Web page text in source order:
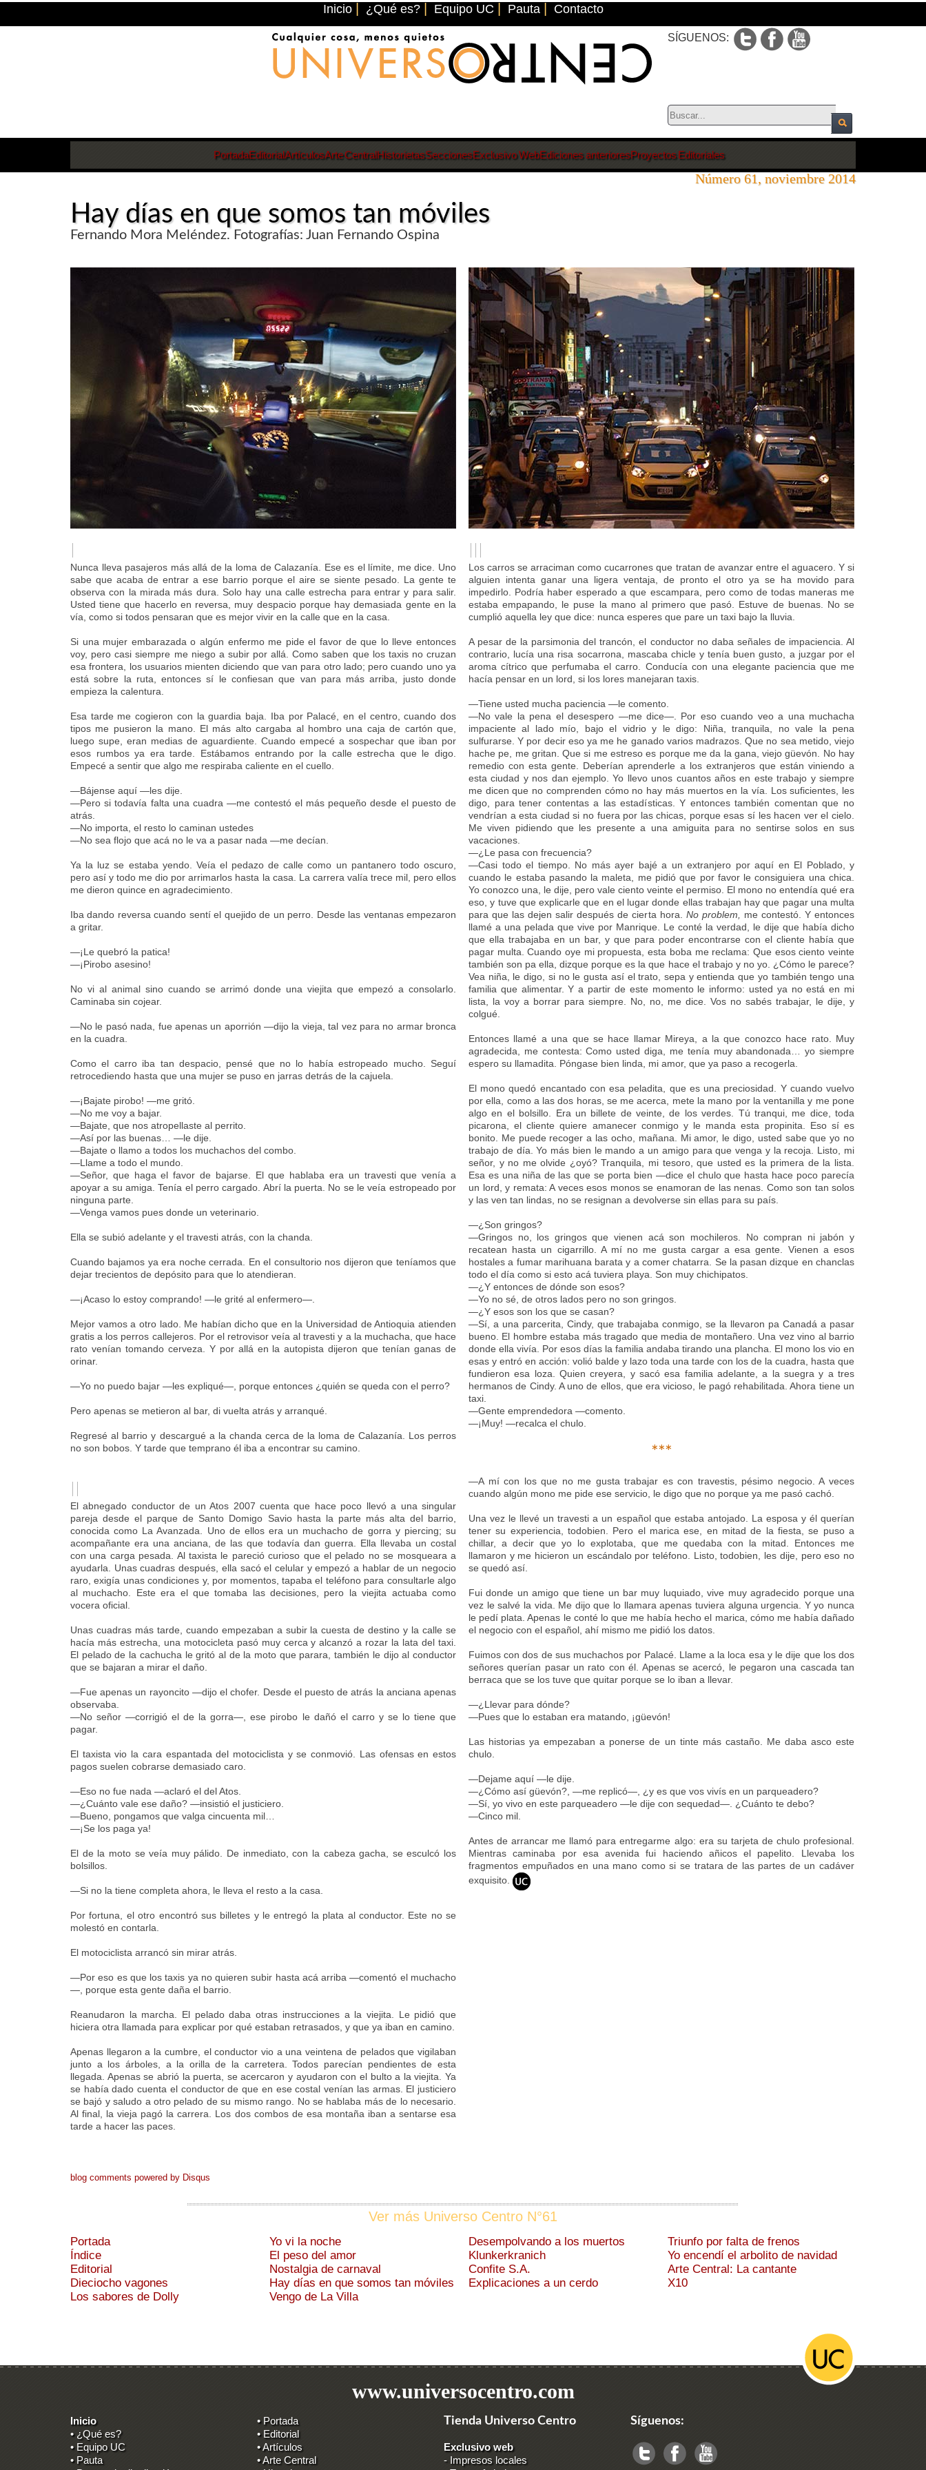
Inicio ¿Qué es? Equipo UC Pauta Contacto
SÍGUENOS:
PortadaEditorialArtículosArte CentralHistorietasSeccionesExclusivo WebEdiciones anterioresProyectos Editoriales
Número 61, noviembre 2014
Hay días en que somos tan móviles
Fernando Mora Meléndez. Fotografías: Juan Fernando Ospina
Nunca lleva pasajeros más allá de la loma de Calazanía. Ese es el límite, me dice. Uno
sabe que acaba de entrar a ese barrio porque el aire se siente pesado. La gente te
observa con la mirada más dura. Solo hay una calle estrecha para entrar y para salir.
Usted tiene que hacerlo en reversa, muy despacio porque hay demasiada gente en la
vía, como si todos pensaran que es mejor vivir en la calle que en la casa.
Si una mujer embarazada o algún enfermo me pide el favor de que lo lleve entonces
voy, pero casi siempre me niego a subir por allá. Como saben que los taxis no cruzan
esa frontera, los usuarios mienten diciendo que van para otro lado; pero cuando uno ya
está sobre la ruta, entonces sí le confiesan que van para más arriba, justo donde
empieza la calentura.
Esa tarde me cogieron con la guardia baja. Iba por Palacé, en el centro, cuando dos
tipos me pusieron la mano. El más alto cargaba al hombro una caja de cartón que,
luego supe, eran medias de aguardiente. Cuando empecé a sospechar que iban por
esos rumbos ya era tarde. Estábamos entrando por la calle estrecha que le digo.
Empecé a sentir que algo me respiraba caliente en el cuello.
—Bájense aquí —les dije.
—Pero si todavía falta una cuadra —me contestó el más pequeño desde el puesto de
atrás.
—No importa, el resto lo caminan ustedes
—No sea flojo que acá no le va a pasar nada —me decían.
Ya la luz se estaba yendo. Veía el pedazo de calle como un pantanero todo oscuro,
pero así y todo me dio por arrimarlos hasta la casa. La carrera valía trece mil, pero ellos
me dieron quince en agradecimiento.
Iba dando reversa cuando sentí el quejido de un perro. Desde las ventanas empezaron
a gritar.
—¡Le quebró la patica!
—¡Pirobo asesino!
No vi al animal sino cuando se arrimó donde una viejita que empezó a consolarlo.
Caminaba sin cojear.
—No le pasó nada, fue apenas un aporrión —dijo la vieja, tal vez para no armar bronca
en la cuadra.
Como el carro iba tan despacio, pensé que no lo había estropeado mucho. Seguí
retrocediendo hasta que una mujer se puso en jarras detrás de la cajuela.
—¡Bajate pirobo! —me gritó.
—No me voy a bajar.
—Bajate, que nos atropellaste al perrito.
—Así por las buenas… —le dije.
—Bajate o llamo a todos los muchachos del combo.
—Llame a todo el mundo.
—Señor, que haga el favor de bajarse. El que hablaba era un travesti que venía a
apoyar a su amiga. Tenía el perro cargado. Abrí la puerta. No se le veía estropeado por
ninguna parte.
—Venga vamos pues donde un veterinario.
Ella se subió adelante y el travesti atrás, con la chanda.
Cuando bajamos ya era noche cerrada. En el consultorio nos dijeron que teníamos que
dejar trecientos de depósito para que lo atendieran.
—¡Acaso lo estoy comprando! —le grité al enfermero—.
Mejor vamos a otro lado. Me habían dicho que en la Universidad de Antioquia atienden
gratis a los perros callejeros. Por el retrovisor veía al travesti y a la muchacha, que hace
rato venían tomando cerveza. Y por allá en la autopista dijeron que tenían ganas de
orinar.
—Yo no puedo bajar —les expliqué—, porque entonces ¿quién se queda con el perro?
Pero apenas se metieron al bar, di vuelta atrás y arranqué.
Regresé al barrio y descargué a la chanda cerca de la loma de Calazanía. Los perros
no son bobos. Y tarde que temprano él iba a encontrar su camino.
El abnegado conductor de un Atos 2007 cuenta que hace poco llevó a una singular
pareja desde el parque de Santo Domigo Savio hasta la parte más alta del barrio,
conocida como La Avanzada. Uno de ellos era un muchacho de gorra y piercing; su
acompañante era una anciana, de las que todavía dan guerra. Ella llevaba un costal
con una carga pesada. Al taxista le pareció curioso que el pelado no se mosqueara a
ayudarla. Unas cuadras después, ella sacó el celular y empezó a hablar de un negocio
raro, exigía unas condiciones y, por momentos, tapaba el teléfono para consultarle algo
al muchacho. Este era el que tomaba las decisiones, pero la viejita actuaba como
vocera oficial.
Unas cuadras más tarde, cuando empezaban a subir la cuesta de destino y la calle se
hacía más estrecha, una motocicleta pasó muy cerca y alcanzó a rozar la lata del taxi.
El pelado de la cachucha le gritó al de la moto que parara, también le dijo al conductor
que se bajaran a mirar el daño.
—Fue apenas un rayoncito —dijo el chofer. Desde el puesto de atrás la anciana apenas
observaba.
—No señor —corrigió el de la gorra—, ese pirobo le dañó el carro y se lo tiene que
pagar.
El taxista vio la cara espantada del motociclista y se conmovió. Las ofensas en estos
pagos suelen cobrarse demasiado caro.
—Eso no fue nada —aclaró el del Atos.
—¿Cuánto vale ese daño? —insistió el justiciero.
—Bueno, pongamos que valga cincuenta mil…
—¡Se los paga ya!
El de la moto se veía muy pálido. De inmediato, con la cabeza gacha, se esculcó los
bolsillos.
—Si no la tiene completa ahora, le lleva el resto a la casa.
Por fortuna, el otro encontró sus billetes y le entregó la plata al conductor. Este no se
molestó en contarla.
El motociclista arrancó sin mirar atrás.
—Por eso es que los taxis ya no quieren subir hasta acá arriba —comentó el muchacho
—, porque esta gente daña el barrio.
Reanudaron la marcha. El pelado daba otras instrucciones a la viejita. Le pidió que
hiciera otra llamada para explicar por qué estaban retrasados, y que ya iban en camino.
Apenas llegaron a la cumbre, el conductor vio a una veintena de pelados que vigilaban
junto a los árboles, a la orilla de la carretera. Todos parecían pendientes de esta
llegada. Apenas se abrió la puerta, se acercaron y ayudaron con el bulto a la viejita. Ya
se había dado cuenta el conductor de que en ese costal venían las armas. El justiciero
se bajó y saludo a otro pelado de su mismo rango. No se hablaba más de lo necesario.
Al final, la vieja pagó la carrera. Los dos combos de esa montaña iban a sentarse esa
tarde a hacer las paces.
Los carros se arraciman como cucarrones que tratan de avanzar entre el aguacero. Y si
alguien intenta ganar una ligera ventaja, de pronto el otro ya se ha movido para
impedirlo. Podría haber esperado a que escampara, pero como de todas maneras me
estaba empapando, le puse la mano al primero que pasó. Estuve de buenas. No se
cumplió aquella ley que dice: nunca esperes que pare un taxi bajo la lluvia.
A pesar de la parsimonia del trancón, el conductor no daba señales de impaciencia. Al
contrario, lucía una risa socarrona, mascaba chicle y tenía buen gusto, a juzgar por el
aroma cítrico que perfumaba el carro. Conducía con una elegante paciencia que me
hacía pensar en un lord, si los lores manejaran taxis.
—Tiene usted mucha paciencia —le comento.
—No vale la pena el desespero —me dice—. Por eso cuando veo a una muchacha
impaciente al lado mío, bajo el vidrio y le digo: Niña, tranquila, no vale la pena
sulfurarse. Y por decir eso ya me he ganado varios madrazos. Que no sea metido, viejo
hache pe, me gritan. Que si me estreso es porque me da la gana, viejo güevón. No hay
remedio con esta gente. Deberían aprenderle a los extranjeros que están viniendo a
esta ciudad y nos dan ejemplo. Yo llevo unos cuantos años en este trabajo y siempre
me dicen que no comprenden cómo no hay más muertos en la vía. Los suficientes, les
digo, para tener contentas a las estadísticas. Y entonces también comentan que no
vendrían a esta ciudad si no fuera por las chicas, porque esas sí les hacen ver el cielo.
Me viven pidiendo que les presente a una amiguita para no sentirse solos en sus
vacaciones.
—¿Le pasa con frecuencia?
—Casi todo el tiempo. No más ayer bajé a un extranjero por aquí en El Poblado, y
cuando le estaba pasando la maleta, me pidió que por favor le consiguiera una chica.
Yo conozco una, le dije, pero vale ciento veinte el permiso. El mono no entendía qué era
eso, y tuve que explicarle que en el lugar donde ellas trabajan hay que pagar una multa
para que las dejen salir después de cierta hora. No problem,
me contestó. Y entonces
llamé a una pelada que vive por Manrique. Le conté la verdad, le dije que había dicho
que ella trabajaba en un bar, y que para poder encontrarse con el cliente había que
pagar multa. Cuando oye mi propuesta, esta boba me reclama: Que esos ciento veinte
también son pa ella, dizque porque es la que hace el trabajo y no yo. ¿Cómo le parece?
Vea niña, le digo, si no le gusta así el trato, sepa y entienda que yo también tengo una
familia que alimentar. Y a partir de este momento le informo: usted ya no está en mi
lista, la voy a borrar para siempre. No, no, me dice. Vos no sabés trabajar, le dije, y
colgué.
Entonces llamé a una que se hace llamar Mireya, a la que conozco hace rato. Muy
agradecida, me contesta: Como usted diga, me tenía muy abandonada… yo siempre
espero su llamadita. Póngase bien linda, mi amor, que ya paso a recogerla.
El mono quedó encantado con esa peladita, que es una preciosidad. Y cuando vuelvo
por ella, como a las dos horas, se me acerca, mete la mano por la ventanilla y me pone
algo en el bolsillo. Era un billete de veinte, de los verdes. Tú tranqui, me dice, toda
picarona, el cliente quiere amanecer conmigo y le manda esta propinita. Eso sí es
bonito. Me puede recoger a las ocho, mañana. Mi amor, le digo, usted sabe que yo no
trabajo de día. Yo más bien le mando a un amigo para que venga y la recoja. Listo, mi
señor, y no me olvide ¿oyó? Tranquila, mi tesoro, que usted es la primera de la lista.
Esa es una niña de las que se porta bien —dice el chulo que hasta hace poco parecía
un lord, y remata: A veces esos monos se enamoran de las nenas. Como son tan solos
y las ven tan lindas, no se resignan a devolverse sin ellas para su país.
—¿Son gringos?
—Gringos no, los gringos que vienen acá son mochileros. No compran ni jabón y
recatean hasta un cigarrillo. A mí no me gusta cargar a esa gente. Vienen a esos
hostales a fumar marihuana barata y a comer chatarra. Se la pasan dizque en chanclas
todo el día como si esto acá tuviera playa. Son muy chichipatos.
—¿Y entonces de dónde son esos?
—Yo no sé, de otros lados pero no son gringos.
—¿Y esos son los que se casan?
—Sí, a una parcerita, Cindy, que trabajaba conmigo, se la llevaron pa Canadá a pasar
bueno. El hombre estaba más tragado que media de montañero. Una vez vino al barrio
donde ella vivía. Por esos días la familia andaba tirando una plancha. El mono los vio en
esas y entró en acción: volió balde y lazo toda una tarde con los de la cuadra, hasta que
fundieron esa loza. Quien creyera, y sacó esa familia adelante, a la suegra y a tres
hermanos de Cindy. A uno de ellos, que era vicioso, le pagó rehabilitada. Ahora tiene un
taxi.
—Gente emprendedora —comento.
—¡Muy! —recalca el chulo.
***
—A mí con los que no me gusta trabajar es con travestis, pésimo negocio. A veces
cuando algún mono me pide ese servicio, le digo que no porque ya me pasó cachó.
Una vez le llevé un travesti a un español que estaba antojado. La esposa y él querían
tener su experiencia, todobien. Pero el marica ese, en mitad de la fiesta, se puso a
chillar, a decir que yo lo explotaba, que me quedaba con la mitad. Entonces me
llamaron y me hicieron un escándalo por teléfono. Listo, todobien, les dije, pero eso no
se quedó así.
Fui donde un amigo que tiene un bar muy luquiado, vive muy agradecido porque una
vez le salvé la vida. Me dijo que lo llamara apenas tuviera alguna urgencia. Y yo nunca
le pedí plata. Apenas le conté lo que me había hecho el marica, cómo me había dañado
el negocio con el español, ahí mismo me pidió los datos.
Fuimos con dos de sus muchachos por Palacé. Llame a la loca esa y le dije que los dos
señores querían pasar un rato con él. Apenas se acercó, le pegaron una cascada tan
berraca que se los tuve que quitar porque se lo iban a llevar.
—¿Llevar para dónde?
—Pues que lo estaban era matando, ¡güevón!
Las historias ya empezaban a ponerse de un tinte más castaño. Me daba asco este
chulo.
—Dejame aquí —le dije.
—¿Cómo así güevón?, —me replicó—, ¿y es que vos vivís en un parqueadero?
—Sí, yo vivo en este parqueadero —le dije con sequedad—. ¿Cuánto te debo?
—Cinco mil.
Antes de arrancar me llamó para entregarme algo: era su tarjeta de chulo profesional.
Mientras caminaba por esa avenida fui haciendo añicos el papelito. Llevaba los
fragmentos empuñados en una mano como si se tratara de las partes de un cadáver
exquisito.
blog comments powered by Disqus
Ver más Universo Centro N°61
Portada
Índice
Editorial
Dieciocho vagones
Los sabores de Dolly
Yo vi la noche
El peso del amor
Nostalgia de carnaval
Hay días en que somos tan móviles
Vengo de La Villa
Desempolvando a los muertos
Klunkerkranich
Confite S.A.
Explicaciones a un cerdo
Triunfo por falta de frenos
Yo encendí el arbolito de navidad
Arte Central: La cantante
X10
www.universocentro.com
Inicio
• ¿Qué es?
• Equipo UC
• Pauta
• Portada
• Editorial
• Artículos
• Arte Central
Tienda Universo Centro
Exclusivo web
- Impresos locales
Síguenos: